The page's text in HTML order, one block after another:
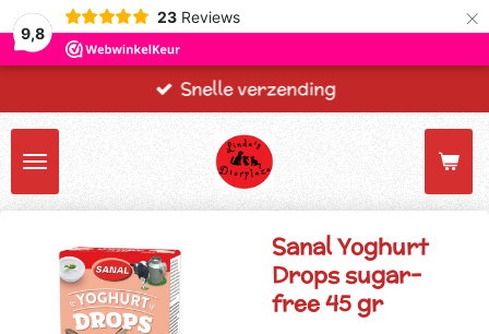
9,8
23 Reviews ×
Snelle verzending
Sanal Yoghurt
Drops sugar-
free 45 gr